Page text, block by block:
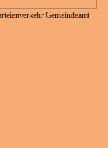
Gemeindeamt